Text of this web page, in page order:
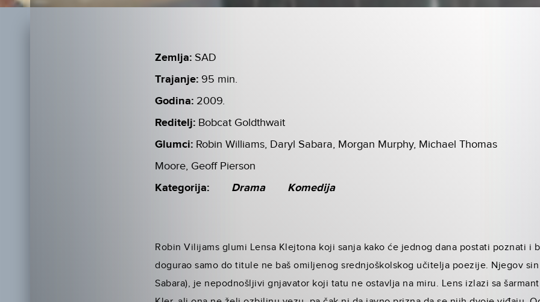
Zemlja: SAD
Trajanje: 95 min.
Godina: 2009.
Reditelj: Bobcat Goldthwait
Glumci: Robin Williams, Daryl Sabara, Morgan Murphy, Michael Thomas
Moore, Geoff Pierson
Kategorija: Drama Komedija
Robin Vilijams glumi Lensa Klejtona koji sanja kako će jednog dana postati poznati i
dogurao samo do titule ne baš omiljenog srednjoškolskog učitelja poezije. Njegov
Sabara), je nepodnošljivi gnjavator koji tatu ne ostavlja na miru. Lens izlazi sa